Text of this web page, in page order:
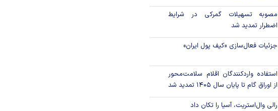
مصوبه تسهیلات گمرکی در شرایط
اضطرار تمدید شد
جزئیات فعال‌سازی «کیف پول ایران»
استفاده واردکنندگان اقلام سلامت‌محور
از اوراق گام تا پایان سال ۱۴۰۵ تمدید شد
رالی وال‌استریت، آسیا را تکان داد